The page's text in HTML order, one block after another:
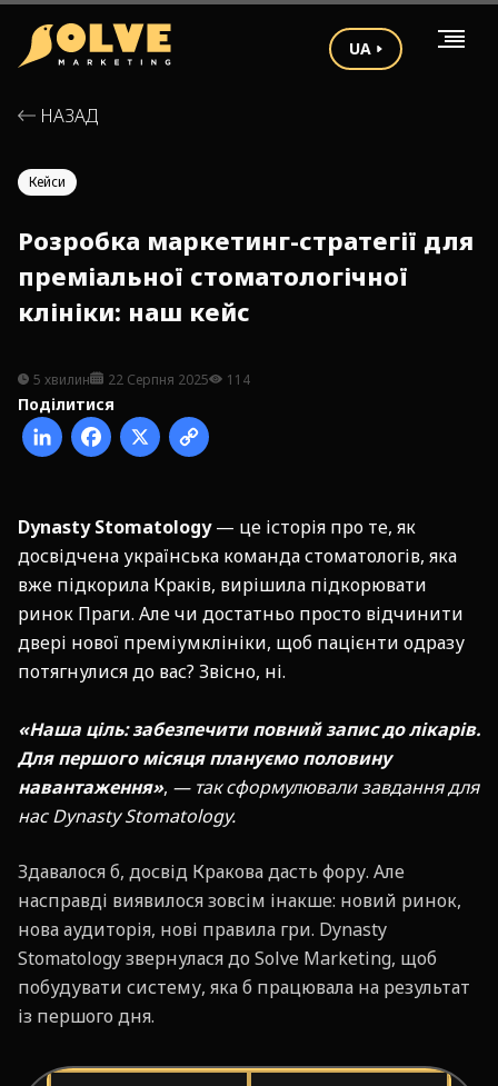
UA
НАЗАД
Кейси
Розробка маркетинг-стратегії для
преміальної стоматологічної
клініки: наш кейс
5 хвилин 22 Серпня 2025 114
Поділитися
Dynasty Stomatology— це історія про те, як
досвідчена українська команда стоматологів, яка
вже підкорила Краків, вирішила підкорювати
ринок Праги. Але чи достатньо просто відчинити
двері нової преміумклініки, щоб пацієнти одразу
потягнулися до вас? Звісно, ні.
«Наша ціль: забезпечити повний запис до лікарів.
Для першого місяця плануємо половину
навантаження», — так сформулювали завдання для
нас Dynasty Stomatology.
Здавалося б, досвід Кракова дасть фору. Але
насправді виявилося зовсім інакше: новий ринок,
нова аудиторія, нові правила гри. Dynasty
Stomatology звернулася до Solve Marketing, щоб
побудувати систему, яка б працювала на результат
із першого дня.